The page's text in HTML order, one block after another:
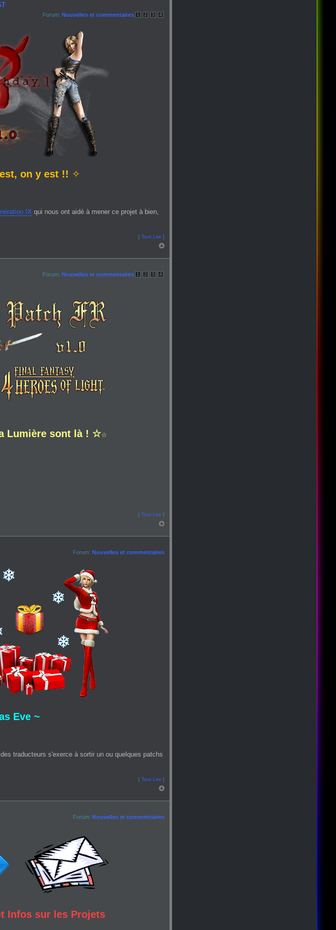
1 2 3 4
Forum: Nouvelles et commentaires
on y est !! ✧
IX qui nous ont aidé à mener ce projet à bien,
[ Tout Lire ]
1 2 3 4
Forum: Nouvelles et commentaires
Lumière sont là ! ☆☆
[ Tout Lire ]
Forum: Nouvelles et commentaires
Eve ~
traducteurs s'exerce à sortir un ou quelques patchs
[ Tout Lire ]
Forum: Nouvelles et commentaires
Infos sur les Projets